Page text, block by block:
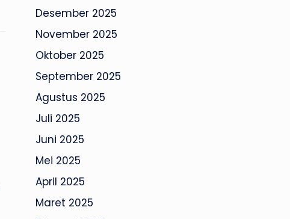
Desember 2025
November 2025
Oktober 2025
September 2025
Agustus 2025
Juli 2025
Juni 2025
Mei 2025
April 2025
Maret 2025